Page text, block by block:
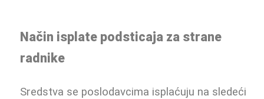
Način isplate podsticaja za strane
radnike
Sredstva se poslodavcima isplaćuju na sledeći